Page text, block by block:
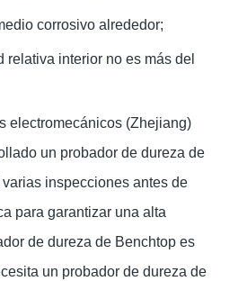
corrosivo alrededor;
relativa interior no es más del
electromecánicos (Zhejiang)
un probador de dureza de
inspecciones antes de
para garantizar una alta
de dureza de Benchtop es
un probador de dureza de